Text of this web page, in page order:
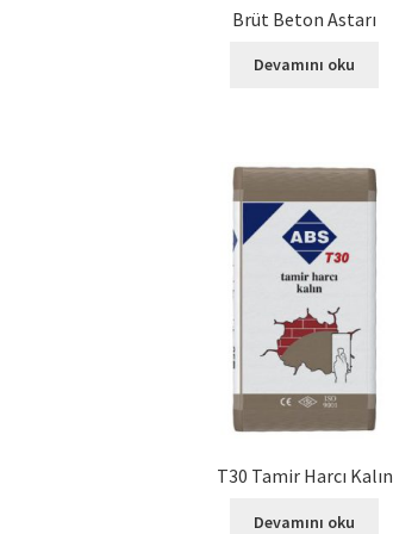
Brüt Beton Astarı
Devamını oku
T30 Tamir Harcı Kalın
Devamını oku